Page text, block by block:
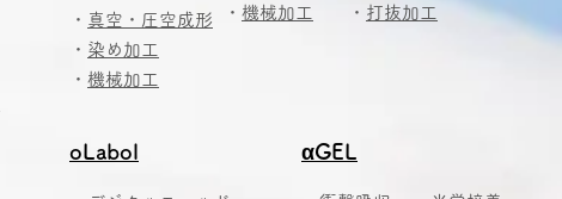
・ 真空・圧空成形
・ 染め加工
・ 機械加工
・ 機械加工
・ 打抜加工
oLabol αGEL